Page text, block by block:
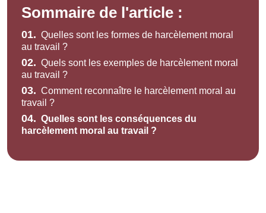
Sommaire de l'article :
01. Quelles sont les formes de harcèlement moral
au travail ?
02. Quels sont les exemples de harcèlement moral
au travail ?
03. Comment reconnaître le harcèlement moral au
travail ?
04. Quelles sont les conséquences du
harcèlement moral au travail ?